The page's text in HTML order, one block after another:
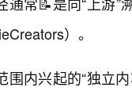
）。
围内兴起的“独立